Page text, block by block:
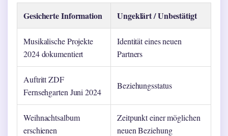
Gesicherte Information Ungeklärt / Unbestätigt
Musikalische Projekte
2024 dokumentiert
Identität eines neuen
Partners
Auftritt ZDF
Fernsehgarten Juni 2024
Beziehungsstatus
Weihnachtsalbum
erschienen
Zeitpunkt einer möglichen
neuen Beziehung